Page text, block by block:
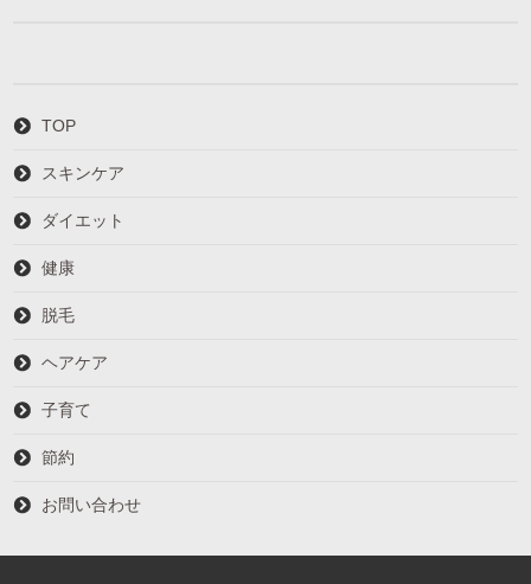
TOP
スキンケア
ダイエット
健康
脱毛
ヘアケア
子育て
節約
お問い合わせ